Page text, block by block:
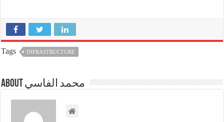
Tags INFRASTRUCTURE
About محمد الفاسي